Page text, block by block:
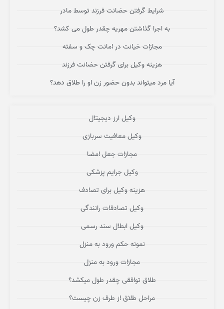
شرایط گرفتن حضانت فرزند توسط مادر
به اجرا گذاشتن مهریه چقدر طول می کشد؟
مجازات خیانت در امانت چک و سفته
هزینه وکیل برای گرفتن حضانت فرزند
آیا مرد میتواند بدون حضور زن او را طلاق دهد؟
وکیل ارز دیجیتال
وکیل معافیت سربازی
مجازات جعل امضا
وکیل جرایم پزشکی
هزینه وکیل برای تصادف
وکیل تصادفات رانندگی
وکیل ابطال سند رسمی
نمونه حکم ورود به منزل
مجازات ورود به منزل
طلاق توافقی چقدر طول میکشد؟
مراحل طلاق از طرف زن چیست؟